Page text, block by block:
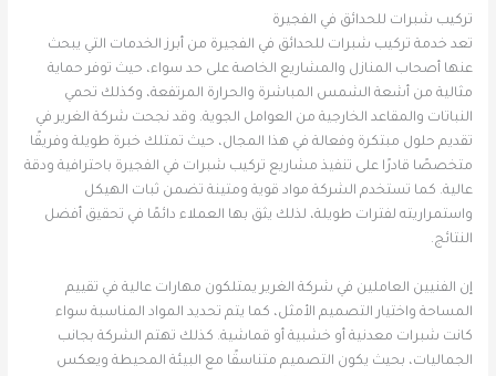
تركيب شبرات للحدائق في الفجيرة
تعد خدمة تركيب شبرات للحدائق في الفجيرة من أبرز الخدمات التي يبحث
عنها أصحاب المنازل والمشاريع الخاصة على حد سواء، حيث توفر حماية
مثالية من أشعة الشمس المباشرة والحرارة المرتفعة، وكذلك تحمي
النباتات والمقاعد الخارجية من العوامل الجوية. وقد نجحت شركة الغرير في
تقديم حلول مبتكرة وفعالة في هذا المجال، حيث تمتلك خبرة طويلة وفريقًا
متخصصًا قادرًا على تنفيذ مشاريع تركيب شبرات في الفجيرة باحترافية ودقة
عالية. كما تستخدم الشركة مواد قوية ومتينة تضمن ثبات الهيكل
واستمراريته لفترات طويلة، لذلك يثق بها العملاء دائمًا في تحقيق أفضل
النتائج.
إن الفنيين العاملين في شركة الغرير يمتلكون مهارات عالية في تقييم
المساحة واختيار التصميم الأمثل، كما يتم تحديد المواد المناسبة سواء
كانت شبرات معدنية أو خشبية أو قماشية. كذلك تهتم الشركة بجانب
الجماليات، بحيث يكون التصميم متناسقًا مع البيئة المحيطة ويعكس